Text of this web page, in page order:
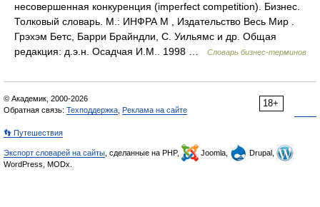
несовершенная конкуренция (imperfect competition). Бизнес.
Толковый словарь. М.: ИНФРА М , Издательство Весь Мир .
Грэхэм Бетс, Барри Брайндли, С. Уильямс и др. Общая
редакция: д.э.н. Осадчая И.М.. 1998 …
Словарь бизнес-терминов
18+
© Академик, 2000-2026
Обратная связь: Техподдержка Реклама на сайте
👣 Путешествия
Экспорт словарей на сайты , сделанные на PHP, Joomla,
Drupal,
WordPress, MODx.